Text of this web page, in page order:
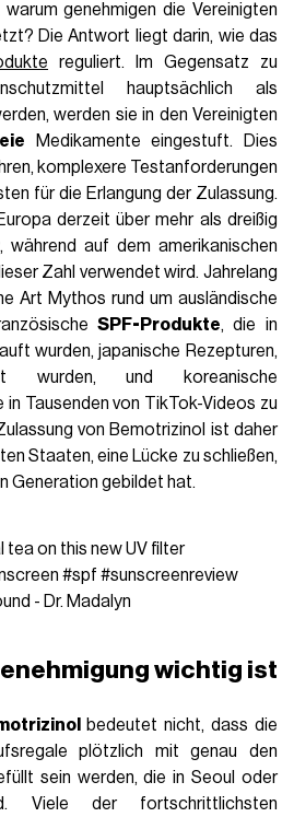
genehmigen die Vereinigten
Die Antwort liegt darin, wie das
reguliert. Im Gegensatz zu
hauptsächlich als
werden sie in den Vereinigten
Medikamente eingestuft. Dies
komplexere Testanforderungen
für die Erlangung der Zulassung.
derzeit über mehr als dreißig
, während auf dem amerikanischen
Zahl verwendet wird. Jahrelang
Art Mythos rund um ausländische
SPF-Produkte, die in
wurden, japanische Rezepturen,
wurden, und koreanische
Tausenden von TikTok-Videos zu
von Bemotrizinol ist daher
Staaten, eine Lücke zu schließen,
Generation gebildet hat.
tea on this new UV filter
#spf #sunscreenreview
- Dr. Madalyn
wichtig ist
bedeutet nicht, dass die
plötzlich mit genau den
sein werden, die in Seoul oder
Viele der fortschrittlichsten